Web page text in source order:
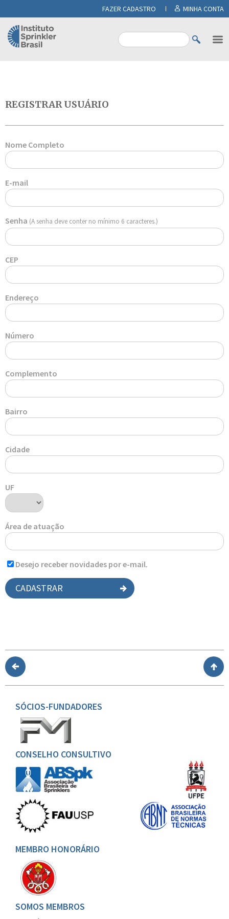
FAZER CADASTRO MINHA CONTA
REGISTRAR USUÁRIO
Nome Completo
E-mail
Senha (A senha deve conter no mínimo 6 caracteres.)
CEP
Endereço
Número
Complemento
Bairro
Cidade
UF
Área de atuação
Desejo receber novidades por e-mail.
CADASTRAR
SÓCIOS-FUNDADORES
CONSELHO CONSULTIVO
MEMBRO HONORÁRIO
SOMOS MEMBROS